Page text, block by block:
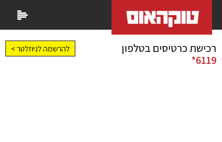
רכישת כרטיסים בטלפון
6119*
להרשמה לניוזלטר >